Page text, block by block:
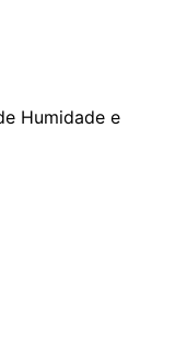
Humidade e